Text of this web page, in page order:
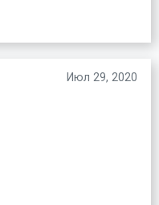
Июл 29, 2020